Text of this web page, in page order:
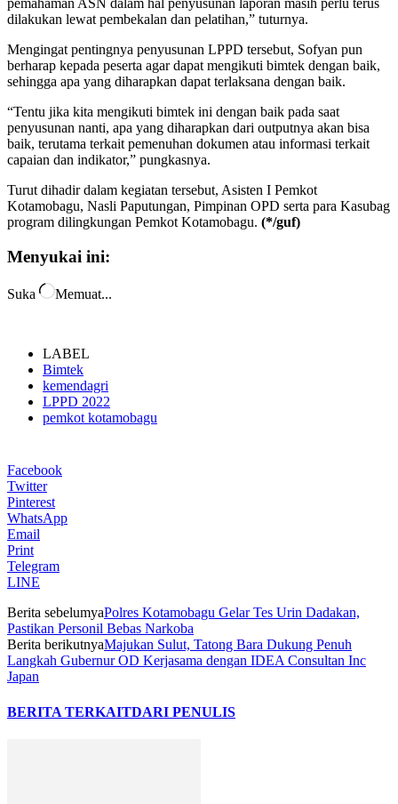
dilakukan lewat pembekalan dan pelatihan,” tuturnya.
Mengingat pentingnya penyusunan LPPD tersebut, Sofyan pun
berharap kepada peserta agar dapat mengikuti bimtek dengan baik,
sehingga apa yang diharapkan dapat terlaksana dengan baik.
“Tentu jika kita mengikuti bimtek ini dengan baik pada saat
penyusunan nanti, apa yang diharapkan dari outputnya akan bisa
baik, terutama terkait pemenuhan dokumen atau informasi terkait
capaian dan indikator,” pungkasnya.
Turut dihadir dalam kegiatan tersebut, Asisten I Pemkot
Kotamobagu, Nasli Paputungan, Pimpinan OPD serta para Kasubag
program dilingkungan Pemkot Kotamobagu. (*/guf)
Menyukai ini:
Suka Memuat...
LABEL
Bimtek
kemendagri
LPPD 2022
pemkot kotamobagu
Facebook
Twitter
Pinterest
WhatsApp
Email
Print
Telegram
LINE
Berita sebelumyaPolres Kotamobagu Gelar Tes Urin Dadakan,
Pastikan Personil Bebas Narkoba
Berita berikutnyaMajukan Sulut, Tatong Bara Dukung Penuh
Langkah Gubernur OD Kerjasama dengan IDEA Consultan Inc
Japan
BERITA TERKAITDARI PENULIS